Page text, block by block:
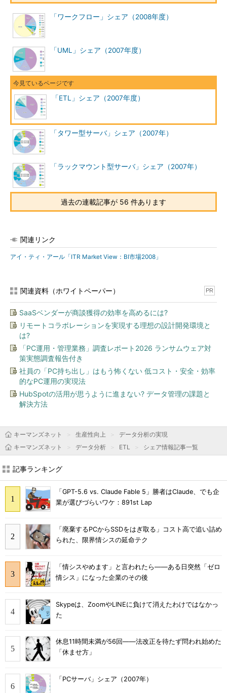
「ワークフロー」シェア（2008年度）
「UML」シェア（2007年度）
「ETL」シェア（2007年度）
「タワー型サーバ」シェア（2007年）
「ラックマウント型サーバ」シェア（2007年）
過去の連載記事が 56 件あります
関連リンク
アイ・ティ・アール「ITR Market View：BI市場2008」
関連資料（ホワイトペーパー） PR
SaaSベンダーが商談獲得の効率を高めるには?
リモートコラボレーションを実現する理想の設計開発環境と
は?
「PC運用・管理業務」調査レポート2026 ランサムウェア対
策実態調査報告付き
社員の「PC持ち出し」はもう怖くない 低コスト・安全・効率
的なPC運用の実現法
HubSpotの活用が思うように進まない? データ管理の課題と
解決方法
キーマンズネット 生産性向上
データ分析の実現
キーマンズネット
データ分析 ETL シェア情報記事一覧
記事ランキング
「GPT-5.6 vs. Claude Fable 5」勝者はClaude、でも企
業が選びづらいワケ：891st Lap
「廃棄するPCからSSDをはぎ取る」コスト高で追い詰め
られた、限界情シスの延命テク
「情シスやめます」と言われたら――ある日突然「ゼロ
情シス」になった企業のその後
Skypeは、ZoomやLINEに負けて消えたわけではなかっ
た
休息11時間未満が56回――法改正を待たず問われ始めた
「休ませ方」
「PCサーバ」シェア（2007年）